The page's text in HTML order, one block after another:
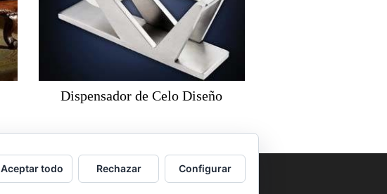
Dispensador de Celo Diseño
Aceptar todo Rechazar Configurar